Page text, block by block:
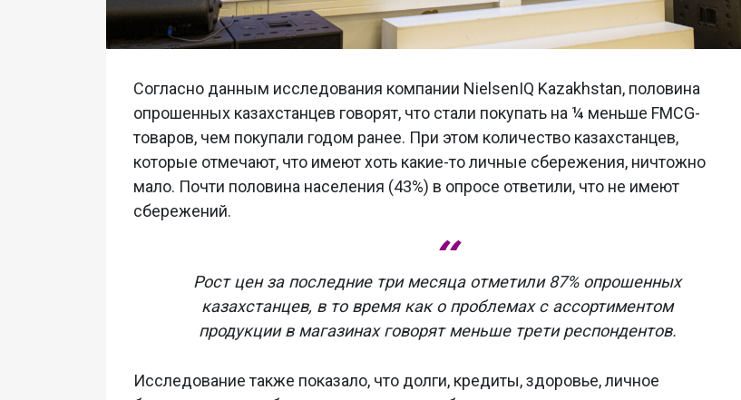
Согласно данным исследования компании NielsenIQ Kazakhstan, половина
опрошенных казахстанцев говорят, что стали покупать на ¼ меньше FMCG-
товаров, чем покупали годом ранее. При этом количество казахстанцев,
которые отмечают, что имеют хоть какие-то личные сбережения, ничтожно
мало. Почти половина населения (43%) в опросе ответили, что не имеют
сбережений.
Рост цен за последние три месяца отметили 87% опрошенных
казахстанцев, в то время как о проблемах с ассортиментом
продукции в магазинах говорят меньше трети респондентов.
Исследование также показало, что долги, кредиты, здоровье, личное